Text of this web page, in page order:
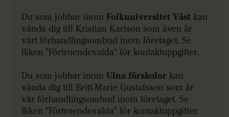
Du som jobbar inom Folkuniversitet Väst kan
vända dig till Kristian Karlson som även är
vårt förhandlingsombud inom företaget. Se
fliken "Förtroendevalda" för kontaktuppgifter.
Du som jobbar inom Ulna förskolor kan
vända dig till Britt-Marie Gustafsson som är
vår förhandlingsombud inom företaget. Se
fliken "Förtroendevalda" för kontaktuppgifter.